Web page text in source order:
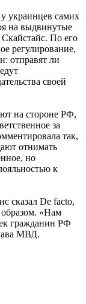
украинцев самих
на выдвинутые
По его
регулирование,
отправят ли
своей
на стороне РФ,
за
так,
отнимать
но
к
сказал De facto,
«Нам
гражданин РФ
МВД.